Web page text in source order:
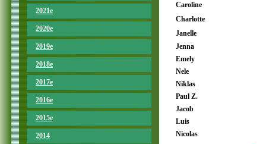
2021e
2020e
2019e
2018e
2017e
2016e
2015e
2014
Caroline
Charlotte
Janelle
Jenna
Emely
Nele
Niklas
Paul Z.
Jacob
Luis
Nicolas